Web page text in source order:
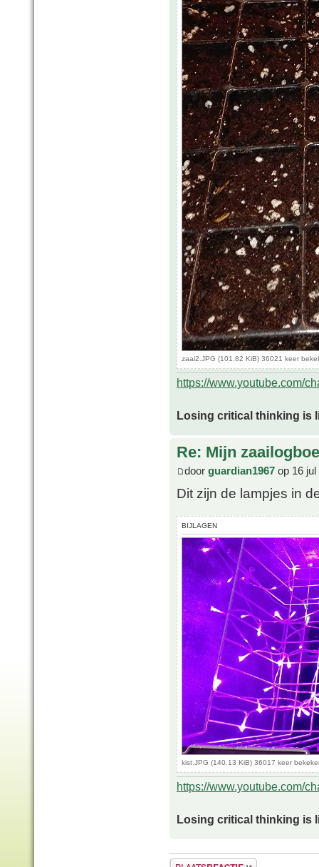
zaai2.JPG (101.82 KiB) 36021 keer
https://www.youtube.com/
Losing critical thinking is
Re: Mijn
door guardian1967 op 16 jul
Dit zijn de lampjes in
BIJLAGEN
kist.JPG (140.13 KiB) 36017 keer
https://www.youtube.com/
Losing critical thinking is
Plaats een reactie